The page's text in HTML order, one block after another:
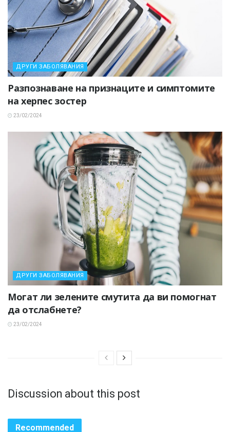
ДРУГИ ЗАБОЛЯВАНИЯ
Разпознаване на признаците и симптомите
на херпес зостер
23/02/2024
ДРУГИ ЗАБОЛЯВАНИЯ
Могат ли зелените смутита да ви помогнат
да отслабнете?
23/02/2024
Discussion about this post
Recommended